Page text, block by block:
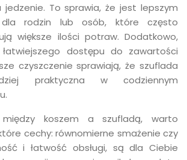
jedzenie. To sprawia, że jest lepszym
dla rodzin lub osób, które często
większe ilości potraw. Dodatkowo,
łatwiejszego dostępu do zawartości
czyszczenie sprawiają, że szuflada
praktyczna w codziennym
koszem a szufladą, warto
cechy: równomierne smażenie czy
i łatwość obsługi, są dla Ciebie